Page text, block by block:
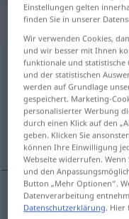
„Thema“:
Theman <-s;Themen>
Übersicht aller
(Für mehr Details die
thema, onderwerp
(het) thema, (het)
Einstellungen gelten
finden Sie in unserer
Wir verwenden Cookies,
und wir besser mit Ihnen
funktionale und statistische
und der statistischen
werden auf Grundlage
gespeichert. Marketing-
personalisierter Werbung
durch einen Klick auf den
geben. Klicken Sie
können Ihre Einwilligung
Webseite widerrufen.
und den
Button „Mehr Optionen“.
Datenverarbeitung
Datenschutzerklärung. Hier